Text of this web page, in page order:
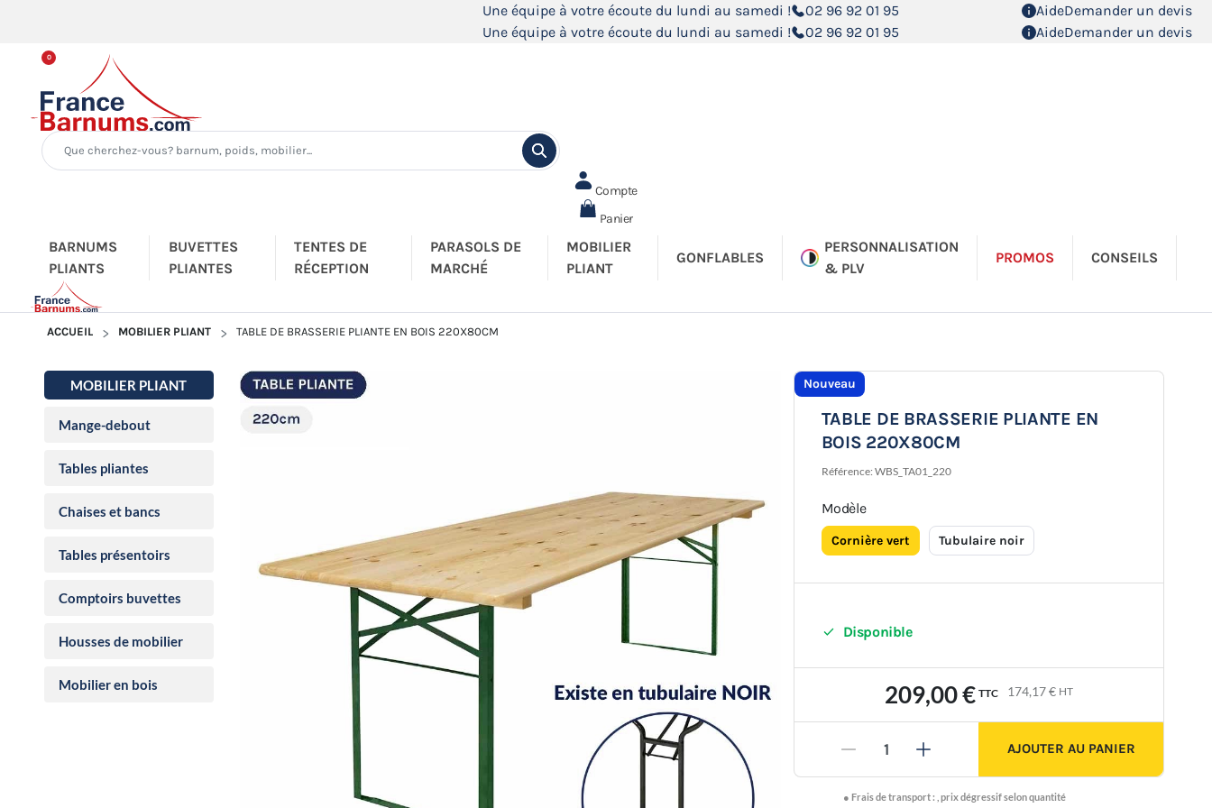
Une équipe à votre écoute du lundi au samedi ! 02 96 92 01 95 AideDemander un devis
Une équipe à votre écoute du lundi au samedi !
02 96 92 01 95 AideDemander un devis
Compte
0
Panier
BARNUMS
PLIANTS
BUVETTES
PLIANTES
TENTES DE
RÉCEPTION
PARASOLS DE
MARCHÉ
MOBILIER
PLIANT
GONFLABLES
PERSONNALISATION
& PLV
PROMOS CONSEILS
ACCUEIL MOBILIER PLIANT TABLE DE BRASSERIE PLIANTE EN BOIS 220X80CM
MOBILIER PLIANT
Mange-debout
Tables pliantes
Chaises et bancs
Tables présentoirs
Comptoirs buvettes
Housses de mobilier
Mobilier en bois
Nouveau
TABLE DE BRASSERIE PLIANTE EN
BOIS 220X80CM
Référence: WBS_TA01_220
Modèle
Cornière vert Tubulaire noir
 Disponible
209,00 € TTC 174,17 € HT
- + AJOUTER AU PANIER
●Frais de transport : ,prix dégressif selon quantité